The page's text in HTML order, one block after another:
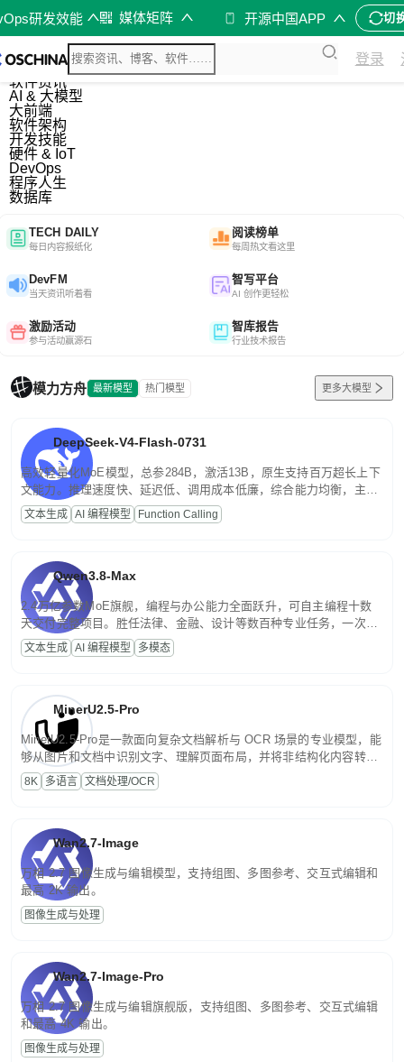
研发效能 媒体矩阵 开源中国APP 切
登录
综合
开源资讯
软件资讯
AI & 大模型
大前端
软件架构
开发技能
硬件 & IoT
DevOps
程序人生
数据库
TECH DAILY
每日内容报纸化
阅读榜单
每周热文看这里
DevFM
当天资讯听着看
智写平台
AI 创作更轻松
激励活动
参与活动赢源石
智库报告
行业技术报告
模力方舟 最新模型 热门模型 更多大模型
DeepSeek-V4-Flash-0731
高效轻量化MoE模型，总参284B，激活13B，原生支持百万超长上下
文能力。推理速度快、延迟低、调用成本低廉，综合能力均衡，主打
高并发、轻量化任务，适合日常对话、内容创作、基础 RAG、批量
文案处理等普惠刚需场景。
文本生成 AI 编程模型 Function Calling
Qwen3.8-Max
2.4万亿参数MoE旗舰，编程与办公能力全面跃升，可自主编程十数
天交付完整项目。胜任法律、金融、设计等数百种专业任务，一次对
话端到端交付生产级成果。原生视觉理解贯穿规划、执行与验证全流
程，支持超长文档与长视频的深度语义解析。长程任务中自主规划与
文本生成 AI 编程模型 多模态
MinerU2.5-Pro
MinerU2.5-Pro是一款面向复杂文档解析与 OCR 场景的专业模型，能
够从图片和文档中识别文字、理解页面布局，并将非结构化内容转换
为便于存储、检索和二次处理的结构化结果。
8K 多语言 文档处理/OCR
Wan2.7-Image
万相 2.7 图像生成与编辑模型，支持组图、多图参考、交互式编辑和
最高 2K 输出。
图像生成与处理
Wan2.7-Image-Pro
万相 2.7 图像生成与编辑旗舰版，支持组图、多图参考、交互式编辑
和最高 4K 输出。
图像生成与处理